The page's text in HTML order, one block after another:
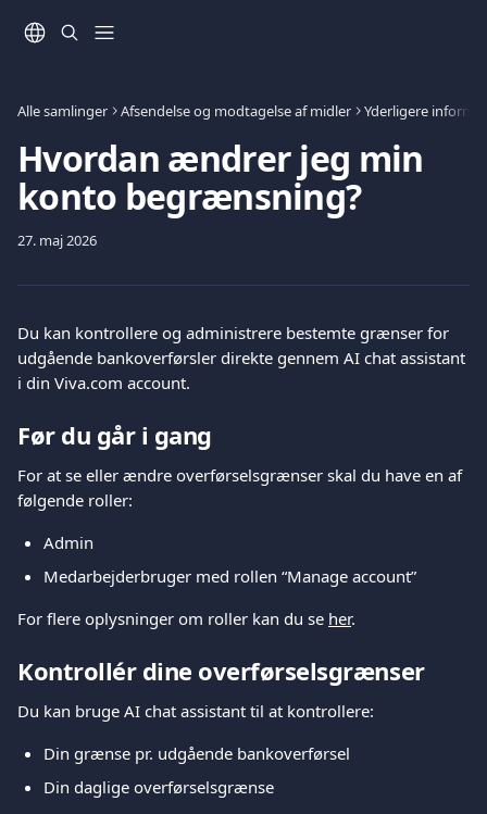
Alle samlinger Afsendelse og modtagelse af midler Yderligere
Hvordan ændrer jeg min
konto begrænsning?
27. maj 2026
Du kan kontrollere og administrere bestemte grænser for
udgående bankoverførsler direkte gennem AI chat assistant
i din Viva.com account.
Før du går i gang
For at se eller ændre overførselsgrænser skal du have en af
følgende roller:
Admin
Medarbejderbruger med rollen “Manage account”
For flere oplysninger om roller kan du se her.
Kontrollér dine overførselsgrænser
Du kan bruge AI chat assistant til at kontrollere:
Din grænse pr. udgående bankoverførsel
Din daglige overførselsgrænse